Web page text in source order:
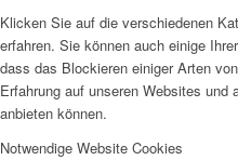
Klicken Sie auf die verschiedenen
erfahren. Sie können auch einige
dass das Blockieren einiger Arten
Erfahrung auf unseren Websites und
anbieten können.
Notwendige Website Cookies